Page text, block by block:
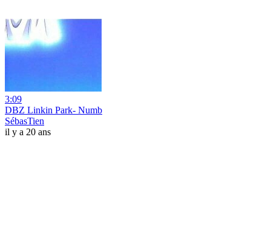
3:09
DBZ Linkin Park- Numb
SébasTien
il y a 20 ans